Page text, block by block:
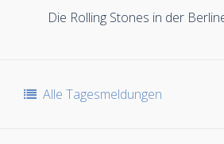
Die Rolling Stones in der
Alle Tagesmeldungen